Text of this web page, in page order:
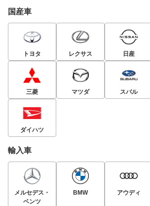
国産車
トヨタ レクサス 日産
三菱 マツダ スバル
ダイハツ
輸入車
メルセデス・
ベンツ
BMW アウディ